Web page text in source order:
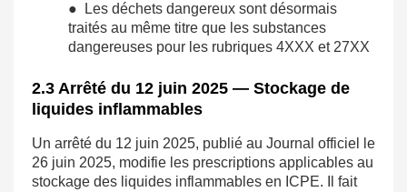
● Les déchets dangereux sont désormais
traités au même titre que les substances
dangereuses pour les rubriques 4XXX et 27XX
2.3 Arrêté du 12 juin 2025 — Stockage de
liquides inflammables
Un arrêté du 12 juin 2025, publié au Journal officiel le
26 juin 2025, modifie les prescriptions applicables au
stockage des liquides inflammables en ICPE. Il fait